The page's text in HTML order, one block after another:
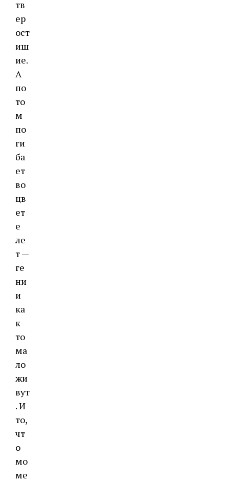
тв
ер
ост
иш
ие.
А
по
то
м
по
ги
ба
ет
во
цв
ет
е
ле
т —
ге
ни
и
ка
к-
то
ма
ло
жи
вут
. И
то,
чт
о
мо
ме